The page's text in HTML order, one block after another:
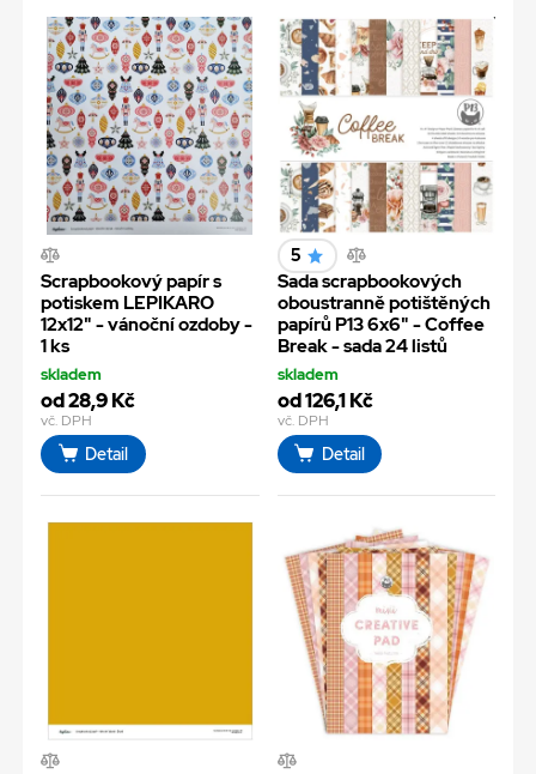
Scrapbookový papír s
potiskem LEPIKARO
12x12" - vánoční ozdoby -
1 ks
skladem
od 28,9 Kč
vč. DPH
Detail
5
Sada scrapbookových
oboustranně potištěných
papírů P13 6x6" - Coffee
Break - sada 24 listů
skladem
od 126,1 Kč
vč. DPH
Detail